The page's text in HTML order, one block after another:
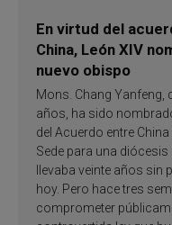
En virtud del
China, León XIV
nuevo obispo
Mons. Chang Yanfeng,
años, ha sido
del Acuerdo entre China
Sede para una diócesis
llevaba veinte años
hoy. Pero hace tres
comprometer